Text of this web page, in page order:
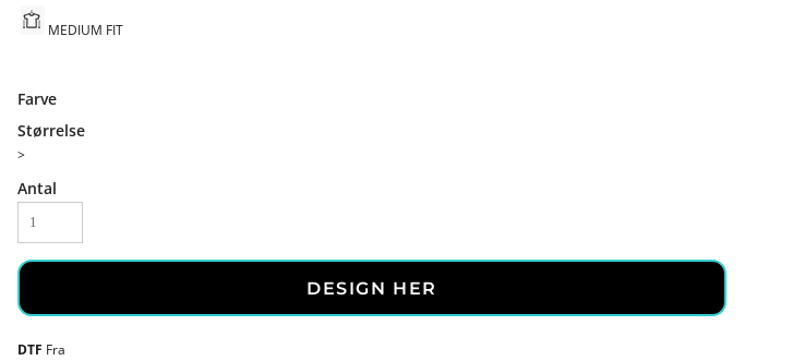
MEDIUM FIT
Farve
Størrelse
>
Antal
DESIGN HER
DTF Fra